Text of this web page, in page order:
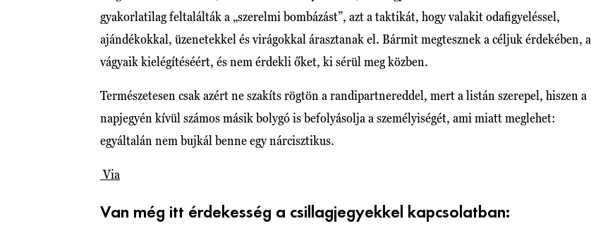
gyakorlatilag feltalálták a „szerelmi bombázást”, azt a taktikát, hogy valakit odafigyeléssel,
ajándékokkal, üzenetekkel és virágokkal árasztanak el. Bármit megtesznek a céljuk érdekében, a
vágyaik kielégítéséért, és nem érdekli őket, ki sérül meg közben.
Természetesen csak azért ne szakíts rögtön a randipartnereddel, mert a listán szerepel, hiszen a
napjegyén kívül számos másik bolygó is befolyásolja a személyiségét, ami miatt meglehet:
egyáltalán nem bujkál benne egy nárcisztikus.
Via
Van még itt érdekesség a csillagjegyekkel kapcsolatban: